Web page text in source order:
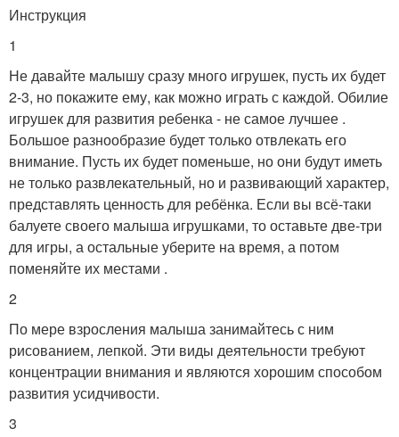
Инструкция
1
Не давайте малышу сразу много игрушек, пусть их будет
2-3, но покажите ему, как можно играть с каждой. Обилие
игрушек для развития ребенка - не самое лучшее .
Большое разнообразие будет только отвлекать его
внимание. Пусть их будет поменьше, но они будут иметь
не только развлекательный, но и развивающий характер,
представлять ценность для ребёнка. Если вы всё-таки
балуете своего малыша игрушками, то оставьте две-три
для игры, а остальные уберите на время, а потом
поменяйте их местами .
2
По мере взросления малыша занимайтесь с ним
рисованием, лепкой. Эти виды деятельности требуют
концентрации внимания и являются хорошим способом
развития усидчивости.
3